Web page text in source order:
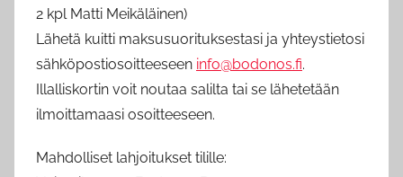
2 kpl Matti Meikäläinen)
Lähetä kuitti maksusuorituksestasi ja yhteystietosi
sähköpostiosoitteeseen info@bodonos.fi.
Illalliskortin voit noutaa salilta tai se lähetetään
ilmoittamaasi osoitteeseen.
Mahdolliset lahjoitukset tilille: